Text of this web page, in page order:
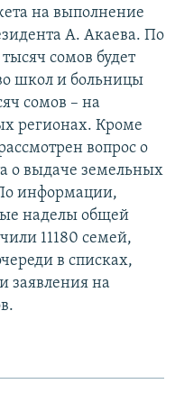
на выполнение
А. Акаева. По
сомов будет
школ и больницы
сомов – на
регионах. Кроме
вопрос о
о выдаче земельных
информации,
наделы общей
11180 семей,
в списках,
заявления на